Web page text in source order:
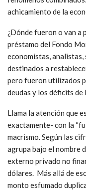
achicamiento de la
¿Dónde fueron o van a
préstamo del Fondo
economistas,
destinados a
pero fueron utilizados
deudas y los déficits de
Llama la atención que
exactamente- con la
macrismo. Según las
agrupa bajo el nombre
externo privado no
dólares. Más allá de
monto esfumado